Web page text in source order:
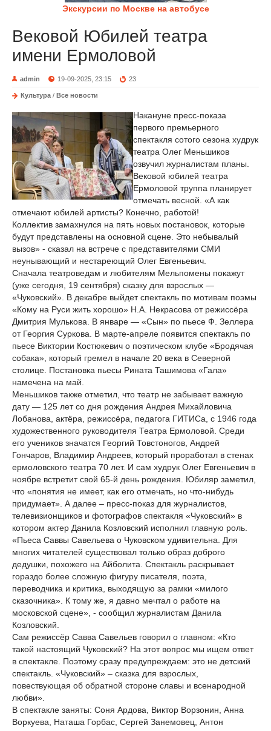
Экскурсии по Москве на автобусе
Вековой Юбилей театра
имени Ермоловой
admin 19-09-2025, 23:15 23
Культура / Все новости
Накануне пресс-показа
первого премьерного
спектакля сотого сезона худрук
театра Олег Меньшиков
озвучил журналистам планы.
Вековой юбилей театра
Ермоловой труппа планирует
отмечать весной. «А как
отмечают юбилей артисты? Конечно, работой!
Коллектив замахнулся на пять новых постановок, которые
будут представлены на основной сцене. Это небывалый
вызов» - сказал на встрече с представителями СМИ
неунывающий и нестареющий Олег Евгеньевич.
Сначала театроведам и любителям Мельпомены покажут
(уже сегодня, 19 сентября) сказку для взрослых —
«Чуковский». В декабре выйдет спектакль по мотивам поэмы
«Кому на Руси жить хорошо» Н.А. Некрасова от режиссёра
Дмитрия Мулькова. В январе — «Сын» по пьесе Ф. Зеллера
от Георгия Суркова. В марте-апреле появится спектакль по
пьесе Виктории Костюкевич о поэтическом клубе «Бродячая
собака», который гремел в начале 20 века в Северной
столице. Постановка пьесы Рината Ташимова «Гала»
намечена на май.
Меньшиков также отметил, что театр не забывает важную
дату — 125 лет со дня рождения Андрея Михайловича
Лобанова, актёра, режиссёра, педагога ГИТИСа, с 1946 года
художественного руководителя Театра Ермоловой. Среди
его учеников значатся Георгий Товстоногов, Андрей
Гончаров, Владимир Андреев, который проработал в стенах
ермоловского театра 70 лет. И сам худрук Олег Евгеньевич в
ноябре встретит свой 65-й день рождения. Юбиляр заметил,
что «понятия не имеет, как его отмечать, но что-нибудь
придумает». А далее – пресс-показ для журналистов,
телевизионщиков и фотографов спектакля «Чуковский» в
котором актер Данила Козловский исполнил главную роль.
«Пьеса Саввы Савельева о Чуковском удивительна. Для
многих читателей существовал только образ доброго
дедушки, похожего на Айболита. Спектакль раскрывает
гораздо более сложную фигуру писателя, поэта,
переводчика и критика, выходящую за рамки «милого
сказочника». К тому же, я давно мечтал о работе на
московской сцене», - сообщил журналистам Данила
Козловский.
Сам режиссёр Савва Савельев говорил о главном: «Кто
такой настоящий Чуковский? На этот вопрос мы ищем ответ
в спектакле. Поэтому сразу предупреждаем: это не детский
спектакль. «Чуковский» – сказка для взрослых,
повествующая об обратной стороне славы и всенародной
любви».
В спектакле заняты: Соня Ардова, Виктор Ворзонин, Анна
Воркуева, Наташа Горбас, Сергей Занемовец, Антон